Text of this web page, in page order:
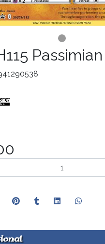
Passimian